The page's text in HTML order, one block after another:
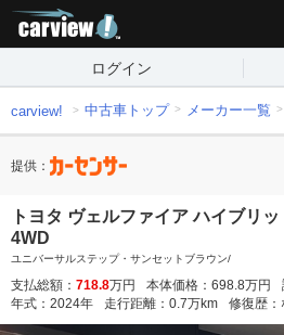
ログイン
carview! 中古車トップ メーカー一覧
提供：
トヨタ ヴェルファイア ハイブリ
4WD
ユニバーサルステップ・サンセットブラウン/
支払総額： 718.8万円 本体価格： 698.8万円
年式： 2024年 走行距離： 0.7万km 修復歴：